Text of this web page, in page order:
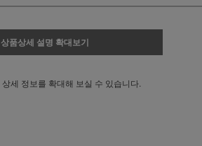
상품상세 설명 확대보기
상세 정보를 확대해 보실 수 있습니다.